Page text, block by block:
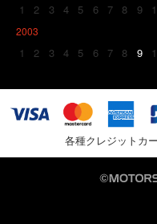
1 2 3 4 5 6 7 8 9
2003
1 2 3 4 5 6 7 8 9
各種クレジットカ